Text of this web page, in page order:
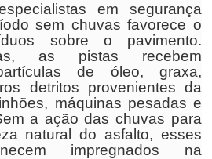
em segurança
sem chuvas favorece o
sobre o pavimento.
as pistas recebem
de óleo, graxa,
detritos provenientes da
máquinas pesadas e
a ação das chuvas para
natural do asfalto, esses
impregnados na